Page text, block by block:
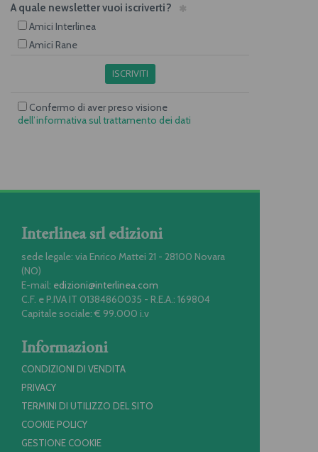
A quale newsletter vuoi iscriverti?
Amici Interlinea
Amici Rane
ISCRIVITI
Confermo di aver preso visione
dell’informativa sul trattamento dei dati
Interlinea srl edizioni
sede legale: via Enrico Mattei 21 - 28100 Novara
(NO)
E-mail: edizioni@interlinea.com
C.F. e P.IVA IT 01384860035 - R.E.A.: 169804
Capitale sociale: € 99.000 i.v
Informazioni
CONDIZIONI DI VENDITA
PRIVACY
TERMINI DI UTILIZZO DEL SITO
COOKIE POLICY
GESTIONE COOKIE